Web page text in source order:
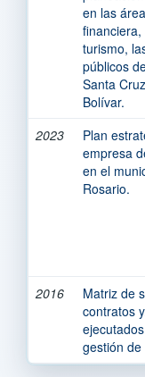
en las
turismo,
públicos
Santa
Bolívar.
2023
Plan
empresa
en el
Rosario.
2016
Matriz de
contratos
gestión